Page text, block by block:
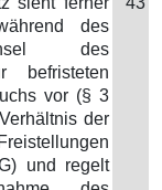
des
des
befristeten
vor (§ 3
der
und regelt